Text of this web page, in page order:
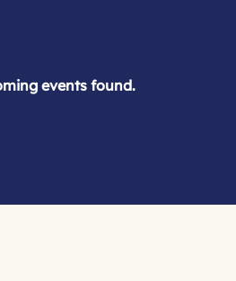
events found.